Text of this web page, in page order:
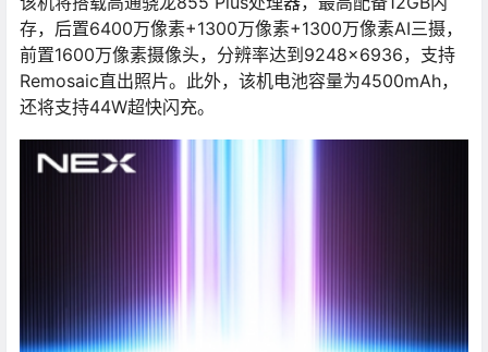
存，后置6400万像素+1300万像素+1300万像素AI三摄，
前置1600万像素摄像头，分辨率达到9248×6936，支持
Remosaic直出照片。此外，该机电池容量为4500mAh，
还将支持44W超快闪充。